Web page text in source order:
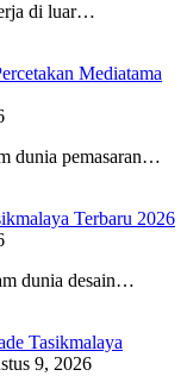
di luar…
Mediatama
dunia pemasaran…
Terbaru 2026
dunia desain…
Tasikmalaya
9, 2026